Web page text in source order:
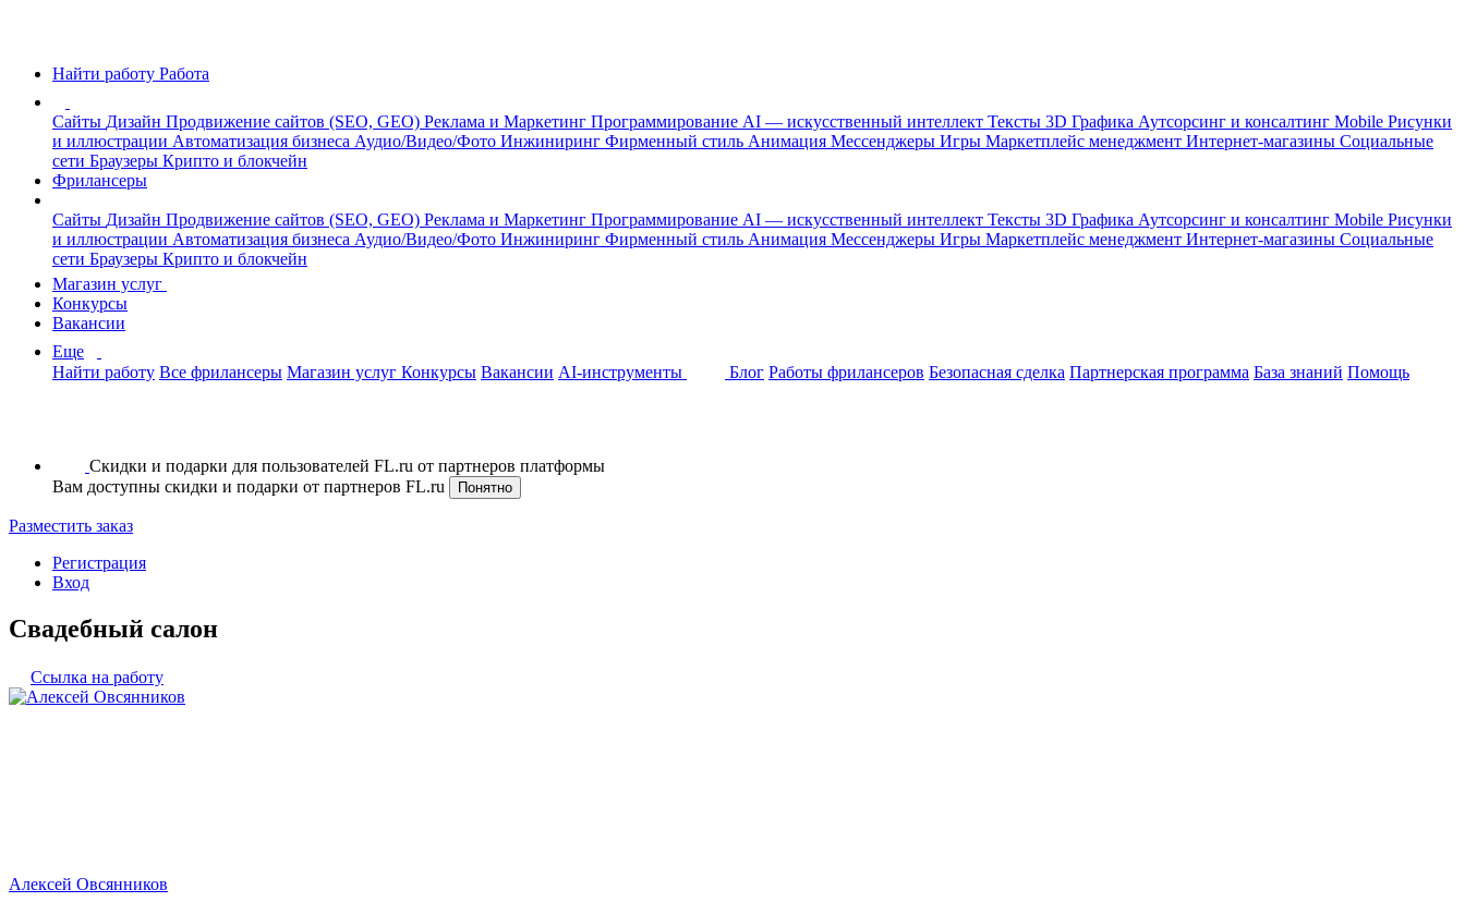
Найти работу Работа
Сайты Дизайн Продвижение сайтов (SEO, GEO) Реклама и Маркетинг Программирование AI — искусственный интеллект Тексты 3D Графика Аутсорсинг и консалтинг Mobile Рисунки
и иллюстрации Автоматизация бизнеса Аудио/Видео/Фото Инжиниринг Фирменный стиль Анимация Мессенджеры Игры Маркетплейс менеджмент Интернет-магазины Социальные
сети Браузеры Крипто и блокчейн
Фрилансеры
Сайты Дизайн Продвижение сайтов (SEO, GEO) Реклама и Маркетинг Программирование AI — искусственный интеллект Тексты 3D Графика Аутсорсинг и консалтинг Mobile Рисунки
и иллюстрации Автоматизация бизнеса Аудио/Видео/Фото Инжиниринг Фирменный стиль Анимация Мессенджеры Игры Маркетплейс менеджмент Интернет-магазины Социальные
сети Браузеры Крипто и блокчейн
Магазин услуг
Конкурсы
Вакансии
Еще
Найти работу Все фрилансеры Магазин услуг Конкурсы Вакансии AI-инструменты Блог Работы фрилансеров Безопасная сделка Партнерская программа База знаний Помощь
Скидки и подарки для пользователей FL.ru от партнеров платформы
Вам доступны скидки и подарки от партнеров FL.ru
Понятно
Разместить заказ
Регистрация
Вход
Свадебный салон
Ссылка на работу
Алексей Овсянников